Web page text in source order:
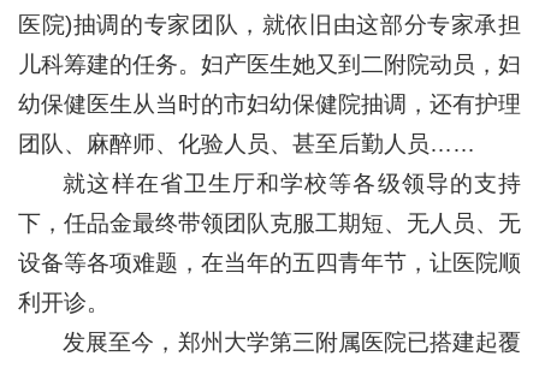
医院)抽调的专家团队，就依旧由这部分专家承担
儿科筹建的任务。妇产医生她又到二附院动员，妇
幼保健医生从当时的市妇幼保健院抽调，还有护理
团队、麻醉师、化验人员、甚至后勤人员……
就这样在省卫生厅和学校等各级领导的支持
下，任品金最终带领团队克服工期短、无人员、无
设备等各项难题，在当年的五四青年节，让医院顺
利开诊。
发展至今，郑州大学第三附属医院已搭建起覆